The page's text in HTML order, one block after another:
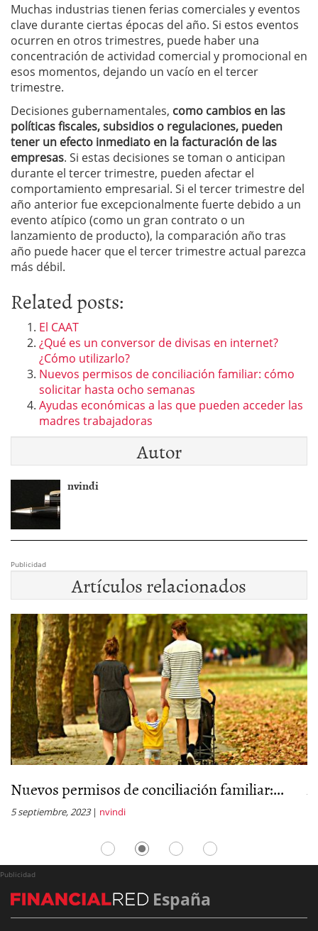
Muchas industrias tienen ferias comerciales y eventos
clave durante ciertas épocas del año. Si estos eventos
ocurren en otros trimestres, puede haber una
concentración de actividad comercial y promocional en
esos momentos, dejando un vacío en el tercer
trimestre.
Decisiones gubernamentales, como cambios en las
políticas fiscales, subsidios o regulaciones, pueden
tener un efecto inmediato en la facturación de las
empresas. Si estas decisiones se toman o anticipan
durante el tercer trimestre, pueden afectar el
comportamiento empresarial. Si el tercer trimestre del
año anterior fue excepcionalmente fuerte debido a un
evento atípico (como un gran contrato o un
lanzamiento de producto), la comparación año tras
año puede hacer que el tercer trimestre actual parezca
más débil.
Related posts:
El CAAT
¿Qué es un conversor de divisas en internet?
¿Cómo utilizarlo?
Nuevos permisos de conciliación familiar: cómo
solicitar hasta ocho semanas
Ayudas económicas a las que pueden acceder las
madres trabajadoras
Autor
nvindi
Publicidad
Artículos relacionados
Nuevos permisos de conciliación familiar:...
5 septiembre, 2023| nvindi
Publicidad
España